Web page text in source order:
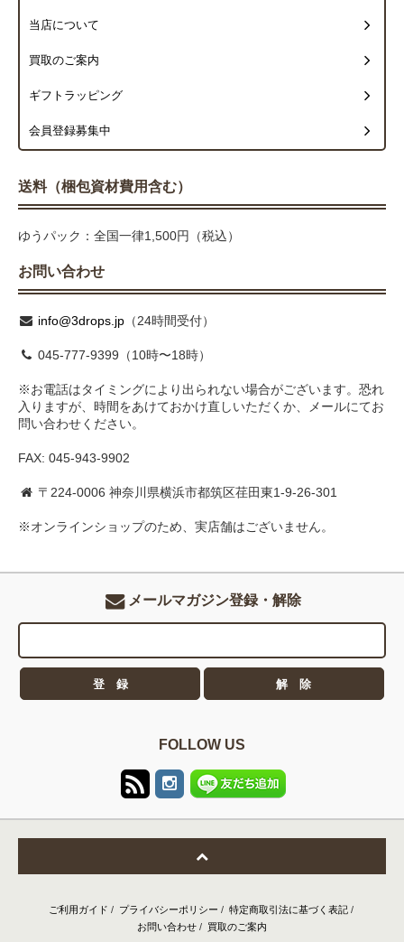
当店について
買取のご案内
ギフトラッピング
会員登録募集中
送料（梱包資材費用含む）
ゆうパック：全国一律1,500円（税込）
お問い合わせ
info@3drops.jp （24時間受付）
045-777-9399（10時〜18時）
※お電話はタイミングにより出られない場合がございます。恐れ
入りますが、時間をあけておかけ直しいただくか、メールにてお
問い合わせください。
FAX: 045-943-9902
〒224-0006 神奈川県横浜市都筑区荏田東1-9-26-301
※オンラインショップのため、実店舗はございません。
メールマガジン登録・解除
FOLLOW US
ご利用ガイド / プライバシーポリシー / 特定商取引法に基づく表記/
お問い合わせ / 買取のご案内